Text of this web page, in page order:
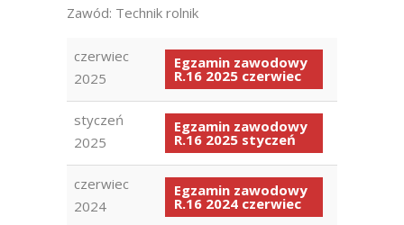
Zawód: Technik rolnik
czerwiec
2025
Egzamin zawodowy
R.16 2025 czerwiec
styczeń
2025
Egzamin zawodowy
R.16 2025 styczeń
czerwiec
2024
Egzamin zawodowy
R.16 2024 czerwiec